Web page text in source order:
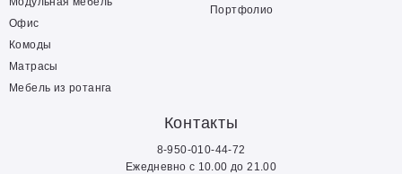
Офис
Комоды
Матрасы
Мебель из ротанга
Портфолио
Контакты
8-950-010-44-72
Ежедневно с 10.00 до 21.00